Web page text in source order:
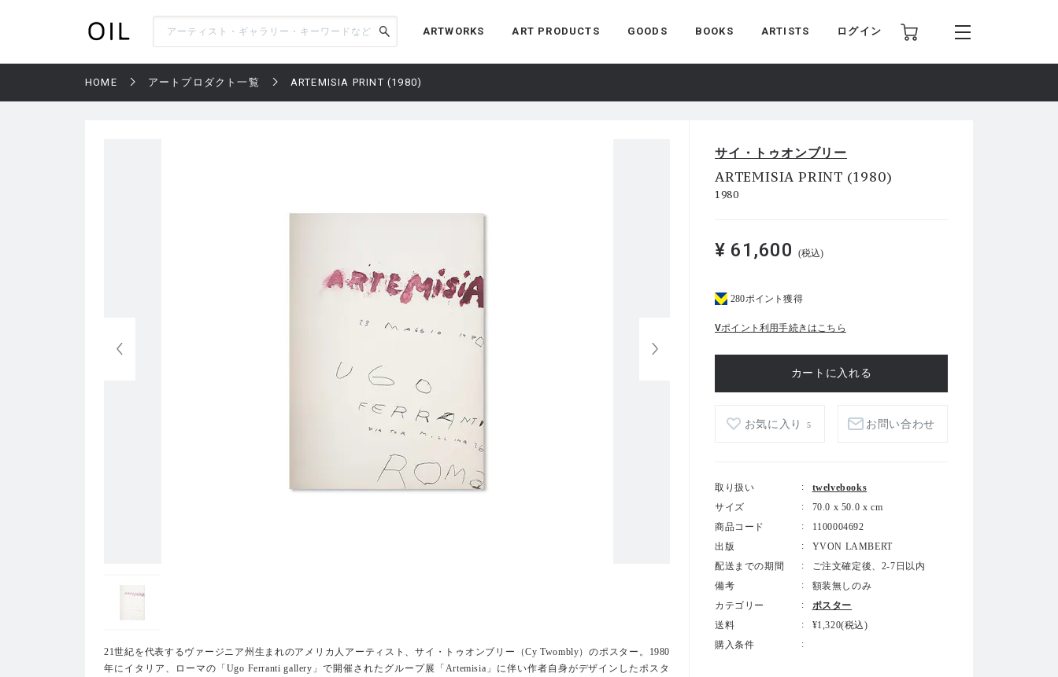
ARTWORKS ART PRODUCTS GOODS BOOKS ARTISTS ログイン
HOME アートプロダクト一覧 ARTEMISIA PRINT (1980)
21世紀を代表するヴァージニア州生まれのアメリカ人アーティスト、サイ・トゥオンブリー（Cy Twombly）のポスター。1980
年にイタリア、ローマの「Ugo Ferranti gallery」で開催されたグループ展「Artemisia」に伴い作者自身がデザインしたポスタ
サイ・トゥオンブリー
ARTEMISIA PRINT (1980)
1980
¥ 61,600 (税込)
280ポイント獲得
Vポイント利用手続きはこちら
お気に入り 5 お問い合わせ
取り扱い
twelvebooks
サイズ
70.0 x 50.0 x cm
商品コード
1100004692
出版
YVON LAMBERT
配送までの期間
ご注文確定後、2-7日以内
備考
額装無しのみ
カテゴリー
ポスター
送料
¥1,320(税込)
購入条件